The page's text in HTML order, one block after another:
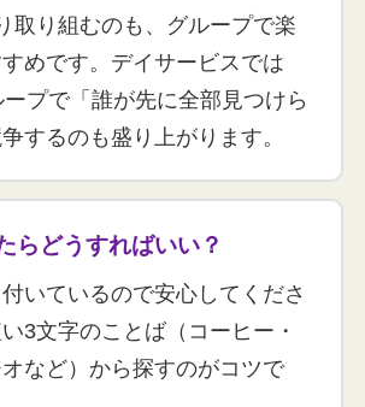
取り組むのも、グループで楽
めです。デイサービスでは
プで「誰が先に全部見つけら
するのも盛り上がります。
らどうすればいい？
いているので安心してくださ
3文字のことば（コーヒー・
など）から探すのがコツで